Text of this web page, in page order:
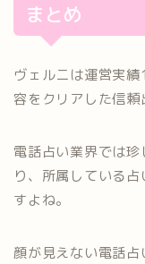
まとめ
ヴェルニは運営実
容をクリアした信頼
電話占い業界では
り、所属している
すよね。
顔が見えない電話